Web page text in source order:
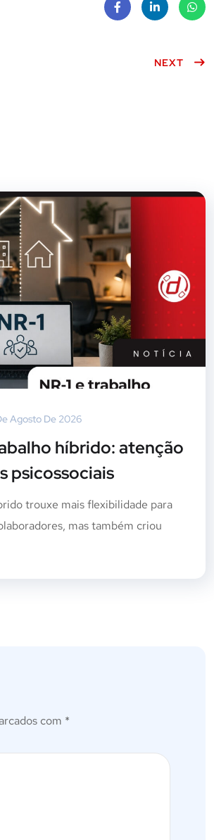
dIn
sApp
NEXT
Agosto De 2026
híbrido: atenção
psicossociais
trouxe mais flexibilidade para
mas também criou
com *